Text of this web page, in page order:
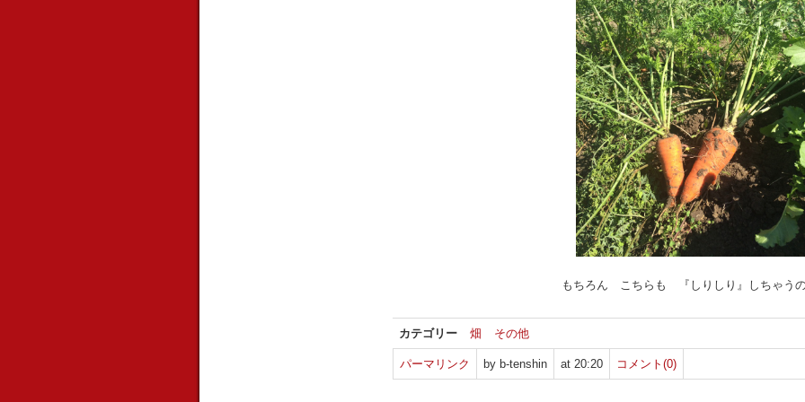
もちろん こちらも 『しりしり』しちゃう
カテゴリー 畑 その他
パーマリンク by b-tenshin at 20:20 コメント(0)